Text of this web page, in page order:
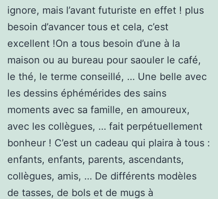
ignore, mais l’avant futuriste en effet ! plus
besoin d’avancer tous et cela, c’est
excellent !On a tous besoin d’une à la
maison ou au bureau pour saouler le café,
le thé, le terme conseillé, … Une belle avec
les dessins éphémérides des sains
moments avec sa famille, en amoureux,
avec les collègues, … fait perpétuellement
bonheur ! C’est un cadeau qui plaira à tous :
enfants, enfants, parents, ascendants,
collègues, amis, … De différents modèles
de tasses, de bols et de mugs à